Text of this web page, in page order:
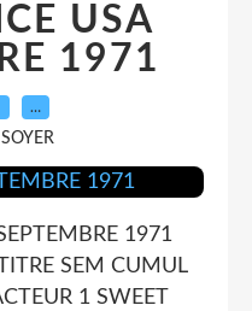
USA
1971
…
1971
SEM CUMUL
1 SWEET